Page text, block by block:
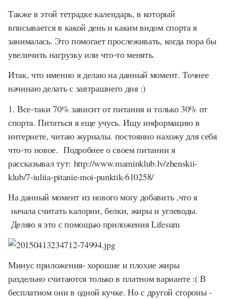
Также в этой тетрадке календарь, в который
вписывается в какой день и каким видом спорта я
занималась. Это помогает прослеживать, когда пора бы
увеличить нагрузку или что-то менять.
Итак, что именно я делаю на данный момент. Точнее
начинаю делать с завтрашнего дня :)
1. Все-таки 70% зависит от питания и только 30% от
спорта. Питаться я еще учусь. Ищу информацию в
интернете, читаю журналы. постоянно нахожу для себя
что-то новое. Подробнее о своем питании я
рассказывал тут: http://www.maminklub.lv/zhenskii-
klub/7-iuliia-pitanie-moi-punktik-610258/
На данный момент из нового могу добавить ,что я
начала считать калории, белки, жиры и углеводы.
Деляю я это с помощью приложения Lifesum
Минус приложения- хорошие и плохие жиры
раздельно считаются только в платном варианте :( В
бесплатном они в одной кучке. Но с другой стороны -